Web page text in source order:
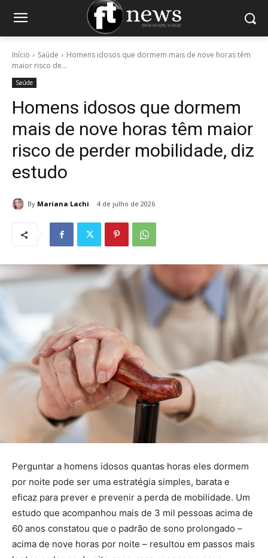
Início Saúde
Homens idosos que dormem mais de nove horas têm
maior risco de...
Saúde
Homens idosos que dormem
mais de nove horas têm maior
risco de perder mobilidade, diz
estudo
By Mariana Lachi 4 de julho de 2026
Perguntar a homens idosos quantas horas eles dormem
por noite pode ser uma estratégia simples, barata e
eficaz para prever e prevenir a perda de mobilidade. Um
estudo que acompanhou mais de 3 mil pessoas acima de
60 anos constatou que o padrão de sono prolongado –
acima de nove horas por noite – resultou em passos mais